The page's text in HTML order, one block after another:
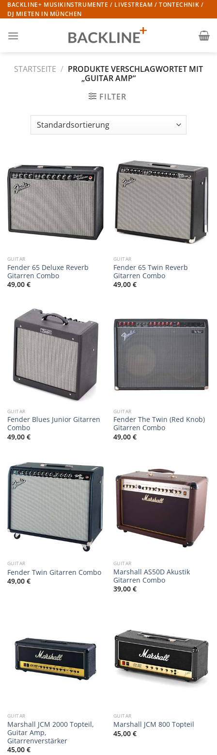
Zum
Inhalt
BACKLINE+ MUSIKINSTRUMENTE / LIVESTREAM / TONTECHNIK /
DJ MIETEN IN MÜNCHEN
STARTSEITE / PRODUKTE VERSCHLAGWORTET MIT
„GUITAR AMP“
FILTER
GUITAR
Fender 65 Deluxe Reverb
Gitarren Combo
49,00 €
GUITAR
Fender 65 Twin Reverb
Gitarren Combo
49,00 €
GUITAR
Fender Blues Junior Gitarren
Combo
49,00 €
GUITAR
Fender The Twin (Red Knob)
Gitarren Combo
49,00 €
GUITAR
Fender Twin Gitarren Combo
49,00 €
GUITAR
Marshall AS50D Akustik
Gitarren Combo
39,00 €
GUITAR
Marshall JCM 2000 Topteil,
Guitar Amp,
Gitarrenverstärker
45,00 €
GUITAR
Marshall JCM 800 Topteil
45,00 €